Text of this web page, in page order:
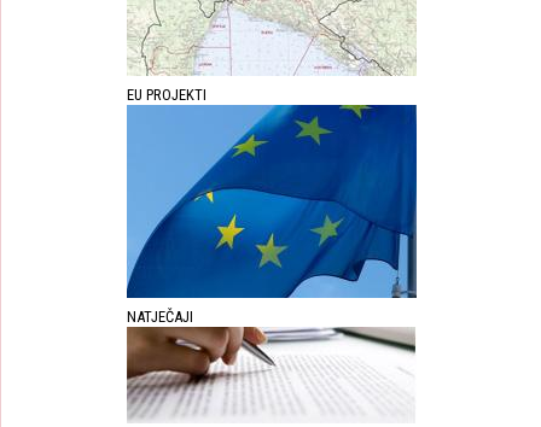
EU PROJEKTI
NATJEČAJI